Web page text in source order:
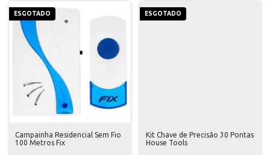
ESGOTADO
Campainha Residencial Sem Fio
100 Metros Fix
ESGOTADO
Kit Chave de Precisão 30 Pontas
House Tools